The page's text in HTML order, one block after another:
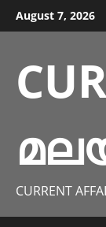
Skip
to
August 7, 2026
CURRENT